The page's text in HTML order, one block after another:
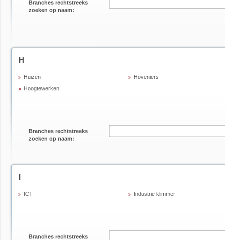
Branches rechtstreeks
zoeken op naam:
H
Huizen
Hoogtewerken
Hoveniers
Branches rechtstreeks
zoeken op naam:
ICT Industrie klimmer
Branches rechtstreeks